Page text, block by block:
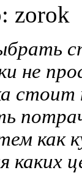
zorok
не
стоит
как
каких